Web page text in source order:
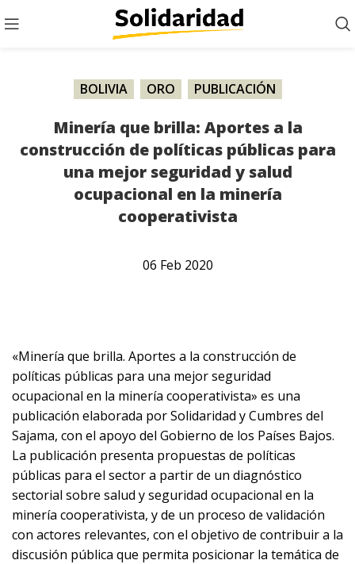
BOLIVIA ORO PUBLICACIÓN
Minería que brilla: Aportes a la
construcción de políticas públicas para
una mejor seguridad y salud
ocupacional en la minería
cooperativista
06 Feb 2020
«Minería que brilla. Aportes a la construcción de
políticas públicas para una mejor seguridad
ocupacional en la minería cooperativista» es una
publicación elaborada por Solidaridad y Cumbres del
Sajama, con el apoyo del Gobierno de los Países Bajos.
La publicación presenta propuestas de políticas
públicas para el sector a partir de un diagnóstico
sectorial sobre salud y seguridad ocupacional en la
minería cooperativista, y de un proceso de validación
con actores relevantes, con el objetivo de contribuir a la
discusión pública que permita posicionar la temática de